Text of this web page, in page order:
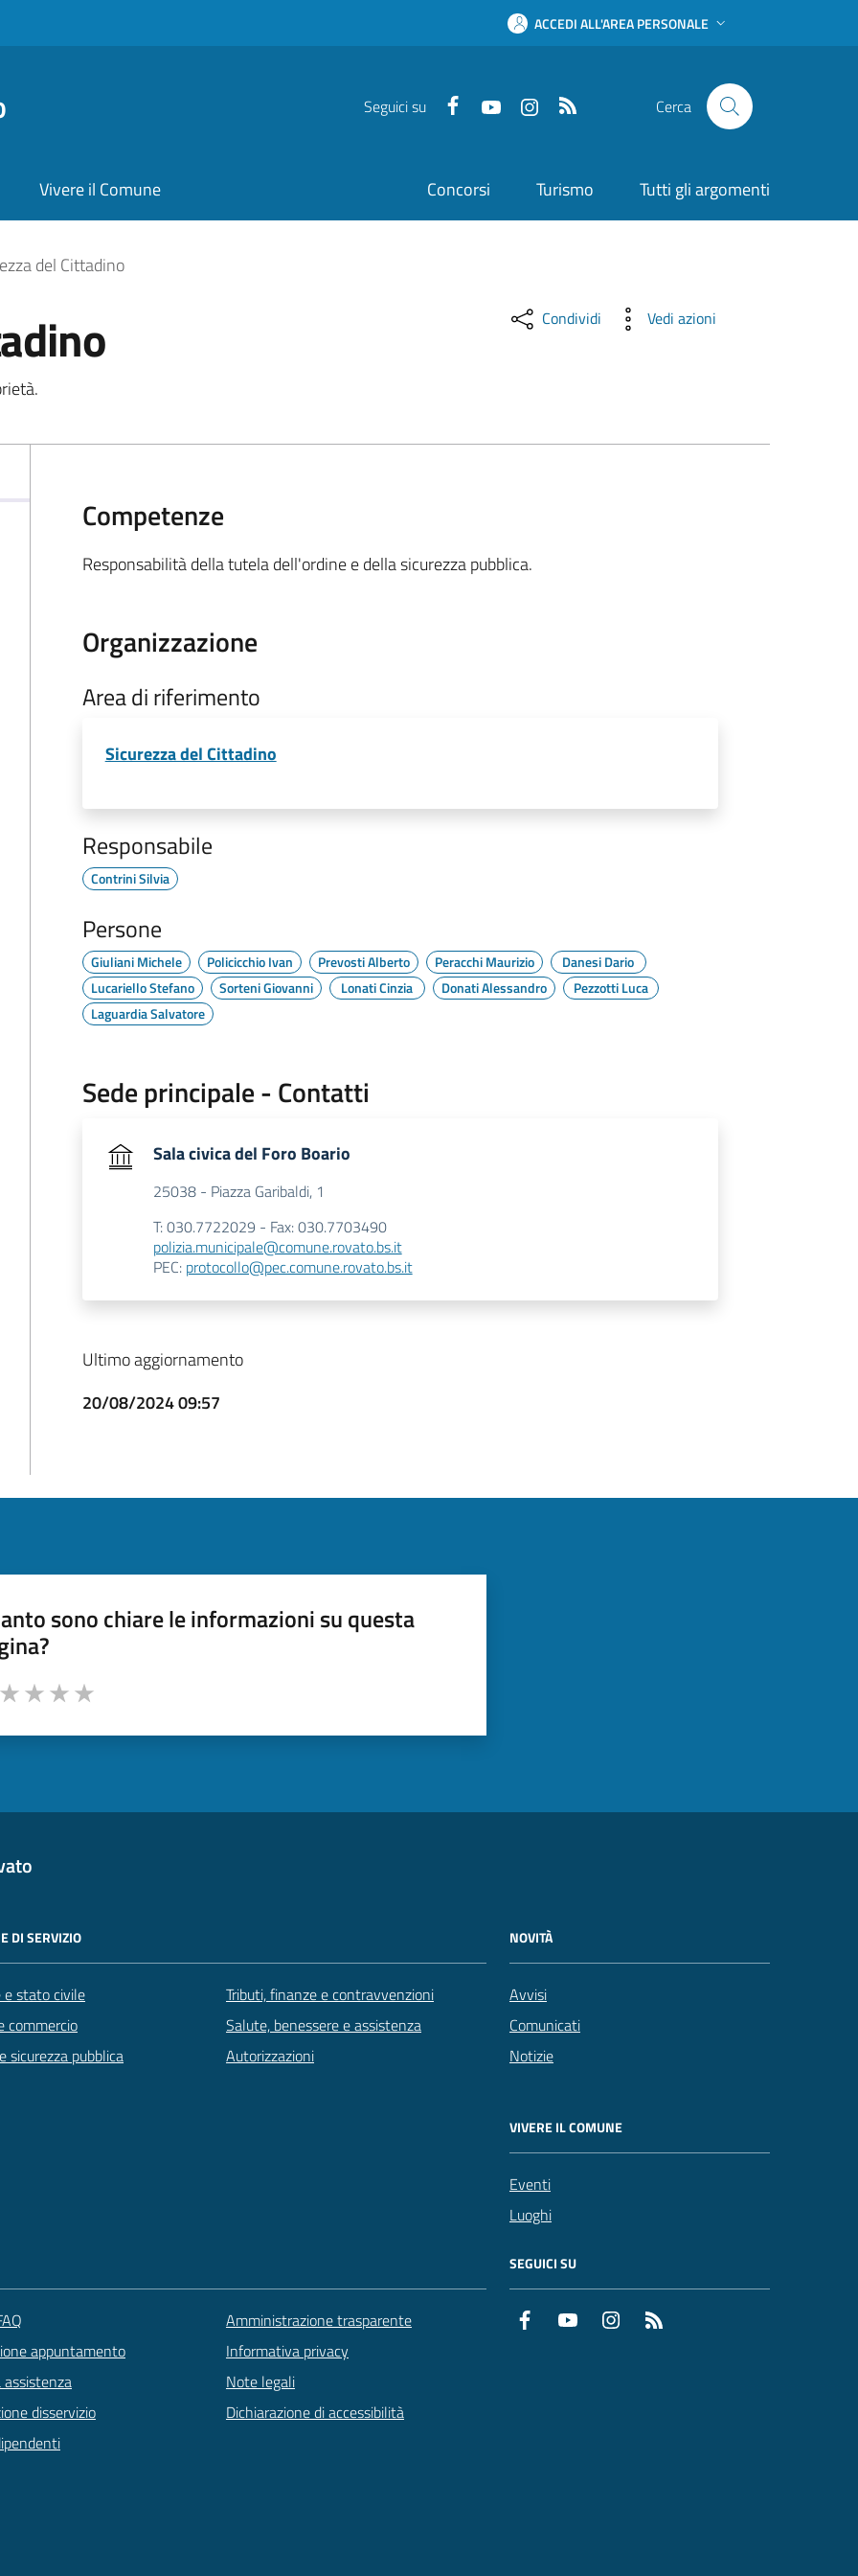
ACCEDI ALL'AREA PERSONALE
Seguici su FacebookYouTube Instagram Cerca
Vivere il Comune Concorsi Turismo Tutti gli argomenti
del Cittadino
Condividi Vedi azioni
Competenze
Responsabilità della tutela dell'ordine e della sicurezza pubblica.
Organizzazione
Area di riferimento
Sicurezza del Cittadino
Responsabile
Contrini Silvia
Persone
Giuliani Michele Policicchio Ivan Prevosti Alberto Peracchi Maurizio
Danesi Dario
Lucariello Stefano
Sorteni Giovanni Lonati Cinzia Donati Alessandro
Pezzotti Luca
Laguardia Salvatore
Sede principale - Contatti
Sala civica del Foro Boario
25038 - Piazza Garibaldi, 1
T: 030.7722029 - Fax: 030.7703490
polizia.municipale@comune.rovato.bs.it
PEC: protocollo@pec.comune.rovato.bs.it
Ultimo aggiornamento
20/08/2024 09:57
sono chiare le informazioni su questa
da 1 a 5 stelle la pagina
DI SERVIZIO
e stato civile
commercio
sicurezza pubblica
Tributi, finanze e contravvenzioni
Salute, benessere e assistenza
Autorizzazioni
NOVITÀ
Avvisi
Comunicati
Notizie
VIVERE IL COMUNE
Eventi
Luoghi
appuntamento
assistenza
disservizio
Amministrazione trasparente
Informativa privacy
Note legali
Dichiarazione di accessibilità
SEGUICI SU
Facebook YouTube Instagram